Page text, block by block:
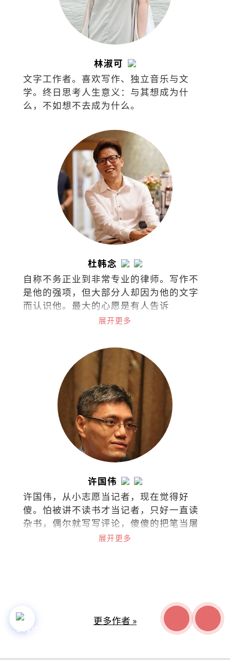
林淑可
文字工作者。喜欢写作、独立音乐与文
学。终日思考人生意义：与其想成为什
么，不如想不去成为什么。
杜韩念
自称不务正业到非常专业的律师。写作不
是他的强项，但大部分人却因为他的文字
而认识他。最大的心愿是有人告诉
他：“我是因为你的文章而爱上阅读
展开更多
许国伟
许国伟，从小志愿当记者，现在觉得好
傻。怕被讲不读书才当记者，只好一直读
杂书，偶尔就写写评论，傻傻的把笔当屠
展开更多
更多作者 »